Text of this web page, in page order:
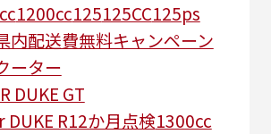
1200cc125125CC125ps
内配送費無料キャンペーン
ーター
DUKE GT
R12か月点検1300cc